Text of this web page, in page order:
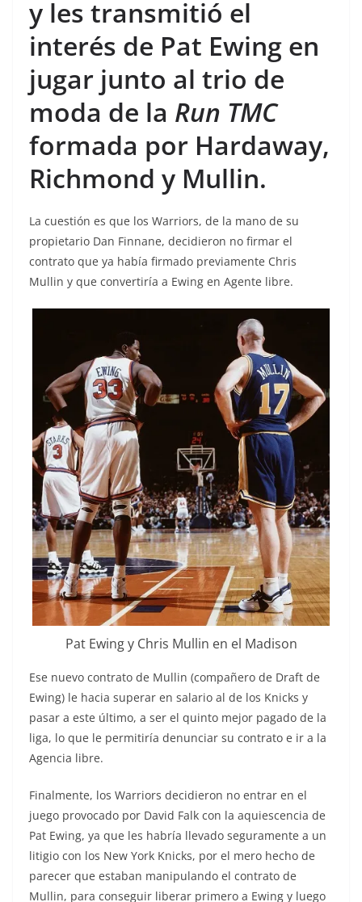
y les transmitió el
interés de Pat Ewing en
jugar junto al trio de
moda de la Run TMC
formada por Hardaway,
Richmond y Mullin.
La cuestión es que los Warriors, de la mano de su
propietario Dan Finnane, decidieron no firmar el
contrato que ya había firmado previamente Chris
Mullin y que convertiría a Ewing en Agente libre.
Pat Ewing y Chris Mullin en el Madison
Ese nuevo contrato de Mullin (compañero de Draft de
Ewing) le hacia superar en salario al de los Knicks y
pasar a este último, a ser el quinto mejor pagado de la
liga, lo que le permitiría denunciar su contrato e ir a la
Agencia libre.
Finalmente, los Warriors decidieron no entrar en el
juego provocado por David Falk con la aquiescencia de
Pat Ewing, ya que les habría llevado seguramente a un
litigio con los New York Knicks, por el mero hecho de
parecer que estaban manipulando el contrato de
Mullin, para conseguir liberar primero a Ewing y luego